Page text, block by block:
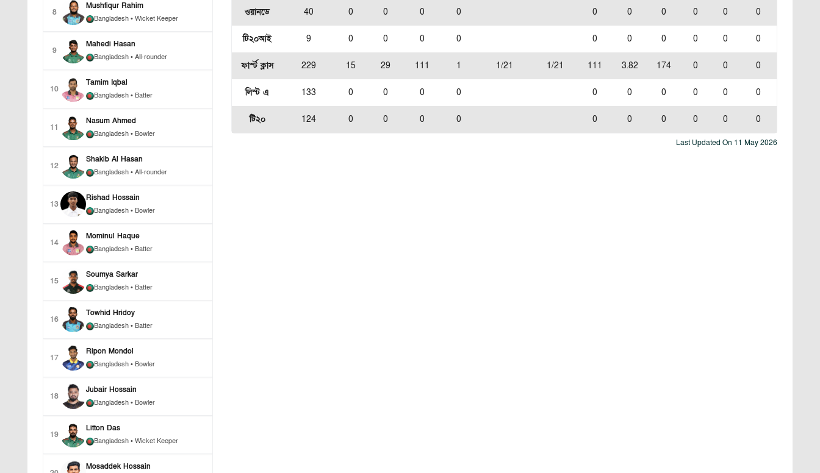
8
Mushfiqur Rahim
Bangladesh • Wicket Keeper
9
Mahedi Hasan
Bangladesh • All-rounder
10
Tamim Iqbal
Bangladesh • Batter
11
Nasum Ahmed
Bangladesh • Bowler
12
Shakib Al Hasan
Bangladesh • All-rounder
13
Rishad Hossain
Bangladesh • Bowler
14
Mominul Haque
Bangladesh • Batter
15
Soumya Sarkar
Bangladesh • Batter
16
Towhid Hridoy
Bangladesh • Batter
17
Ripon Mondol
Bangladesh • Bowler
18
Jubair Hossain
Bangladesh • Bowler
19
Litton Das
Bangladesh • Wicket Keeper
Mosaddek Hossain
ওয়ানডে 40 0 0 0 0 0 0 0 0 0 0
টি২০আই 9 0 0 0 0 0 0 0 0 0 0
ফার্স্ট ক্লাস 229 15 29 111 1 1/21 1/21 111 3.82 174 0 0 0
লিস্ট এ 133 0 0 0 0 0 0 0 0 0 0
টি২০ 124 0 0 0 0 0 0 0 0 0 0
Last Updated On 11 May 2026